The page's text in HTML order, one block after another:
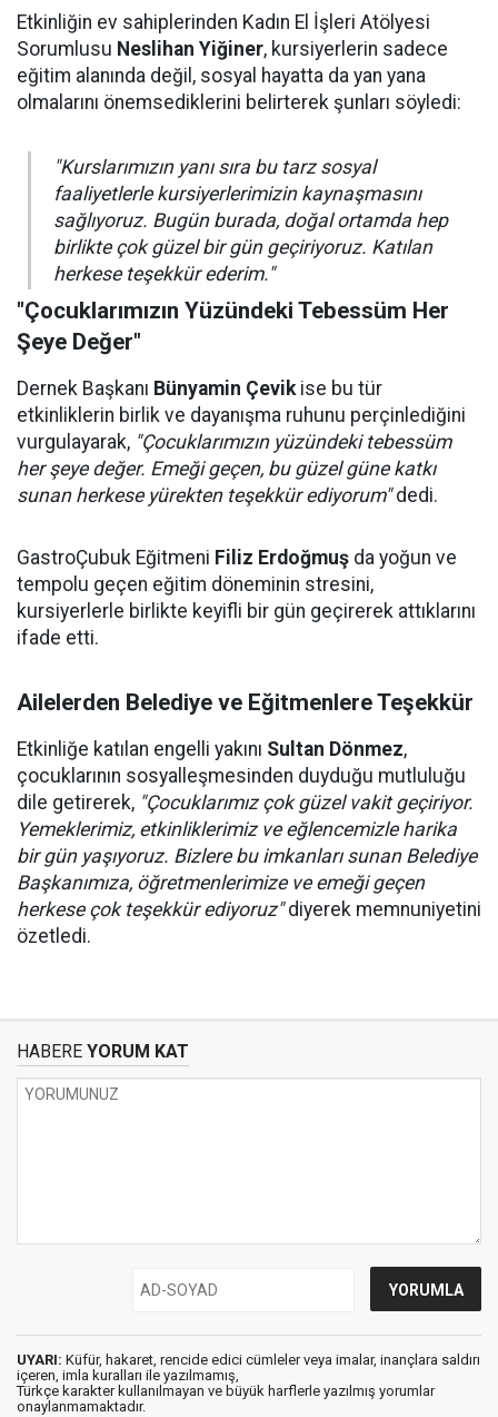
Etkinliğin ev sahiplerinden Kadın El İşleri Atölyesi
Sorumlusu Neslihan Yiğiner, kursiyerlerin sadece
eğitim alanında değil, sosyal hayatta da yan yana
olmalarını önemsediklerini belirterek şunları söyledi:
"Kurslarımızın yanı sıra bu tarz sosyal
faaliyetlerle kursiyerlerimizin kaynaşmasını
sağlıyoruz. Bugün burada, doğal ortamda hep
birlikte çok güzel bir gün geçiriyoruz. Katılan
herkese teşekkür ederim."
"Çocuklarımızın Yüzündeki Tebessüm Her
Şeye Değer"
Dernek Başkanı Bünyamin Çevikise bu tür
etkinliklerin birlik ve dayanışma ruhunu perçinlediğini
vurgulayarak, "Çocuklarımızın yüzündeki tebessüm
her şeye değer. Emeği geçen, bu güzel güne katkı
sunan herkese yürekten teşekkür ediyorum"dedi.
GastroÇubuk Eğitmeni Filiz Erdoğmuş da yoğun ve
tempolu geçen eğitim döneminin stresini,
kursiyerlerle birlikte keyifli bir gün geçirerek attıklarını
ifade etti.
Ailelerden Belediye ve Eğitmenlere Teşekkür
Etkinliğe katılan engelli yakını Sultan Dönmez,
çocuklarının sosyalleşmesinden duyduğu mutluluğu
dile getirerek, "Çocuklarımız çok güzel vakit geçiriyor.
Yemeklerimiz, etkinliklerimiz ve eğlencemizle harika
bir gün yaşıyoruz. Bizlere bu imkanları sunan Belediye
Başkanımıza, öğretmenlerimize ve emeği geçen
herkese çok teşekkür ediyoruz"diyerek memnuniyetini
özetledi.
HABERE YORUM KAT
UYARI: Küfür, hakaret, rencide edici cümleler veya imalar, inançlara saldırı
içeren, imla kuralları ile yazılmamış,
Türkçe karakter kullanılmayan ve büyük harflerle yazılmış yorumlar
onaylanmamaktadır.